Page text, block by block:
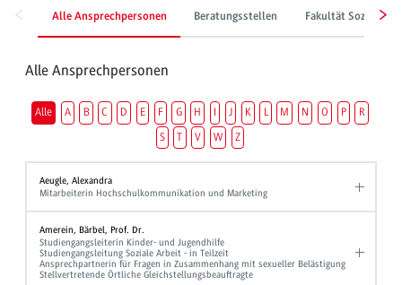
Alle Ansprechpersonen Beratungsstellen Fakultät
Alle Ansprechpersonen
Alle A B C D E F G H I J K L M N O P
R
S
T V W Z
Aeugle, Alexandra
Mitarbeiterin Hochschulkommunikation und Marketing
Amerein, Bärbel, Prof. Dr.
Studiengangsleiterin Kinder- und Jugendhilfe
Studiengangsleitung Soziale Arbeit - in Teilzeit
Ansprechpartnerin für Fragen in Zusammenhang mit sexueller Belästigung
Stellvertretende Örtliche Gleichstellungsbeauftragte